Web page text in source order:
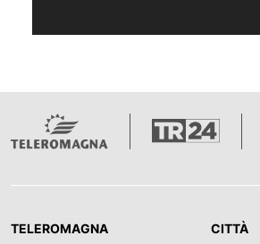
TELEROMAGNA CITTÀ